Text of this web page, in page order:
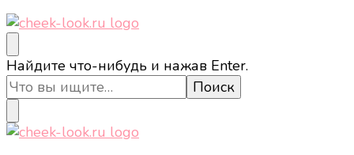
cheek-look.ru
Женский сайт о звездах и кино, а также трендах,
здоровом образе жизни, спорте, стиле, отдыхе и
еде.
Ищите
что-
то?
Найдите что-нибудь и нажав Enter.